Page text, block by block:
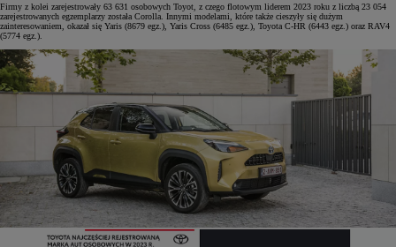
Firmy z kolei zarejestrowały 63 631 osobowych Toyot, z czego flotowym liderem 2023 roku z liczbą 23 054
zarejestrowanych egzemplarzy została Corolla. Innymi modelami, które także cieszyły się dużym
zainteresowaniem, okazał się Yaris (8679 egz.), Yaris Cross (6485 egz.), Toyota C-HR (6443 egz.) oraz RAV4
(5774 egz.).